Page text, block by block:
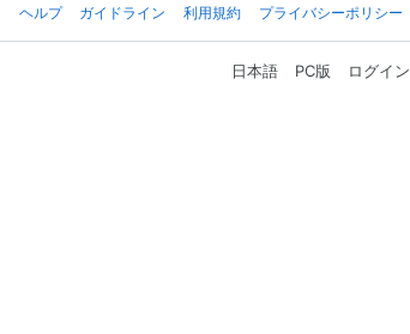
ヘルプ
ガイドライン 利用規約 プライバシーポリシー
日本語 PC版 ログイン